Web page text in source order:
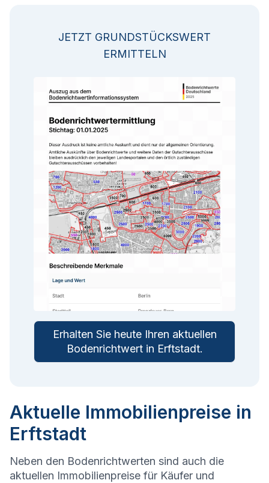
JETZT GRUNDSTÜCKSWERT
ERMITTELN
Erhalten Sie heute Ihren aktuellen
Bodenrichtwert in Erftstadt.
Aktuelle Immobilienpreise in
Erftstadt
Neben den Bodenrichtwerten sind auch die
aktuellen Immobilienpreise für Käufer und